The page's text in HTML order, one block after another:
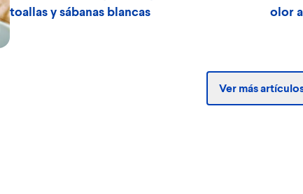
toallas y sábanas blancas
olor
Ver más